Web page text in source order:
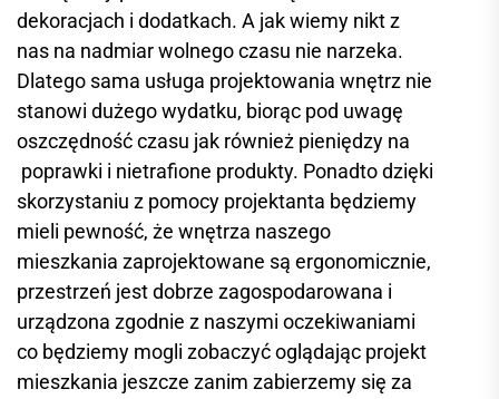
dekoracjach i dodatkach. A jak wiemy nikt z
nas na nadmiar wolnego czasu nie narzeka.
Dlatego sama usługa projektowania wnętrz nie
stanowi dużego wydatku, biorąc pod uwagę
oszczędność czasu jak również pieniędzy na
poprawki i nietrafione produkty. Ponadto dzięki
skorzystaniu z pomocy projektanta będziemy
mieli pewność, że wnętrza naszego
mieszkania zaprojektowane są ergonomicznie,
przestrzeń jest dobrze zagospodarowana i
urządzona zgodnie z naszymi oczekiwaniami
co będziemy mogli zobaczyć oglądając projekt
mieszkania jeszcze zanim zabierzemy się za